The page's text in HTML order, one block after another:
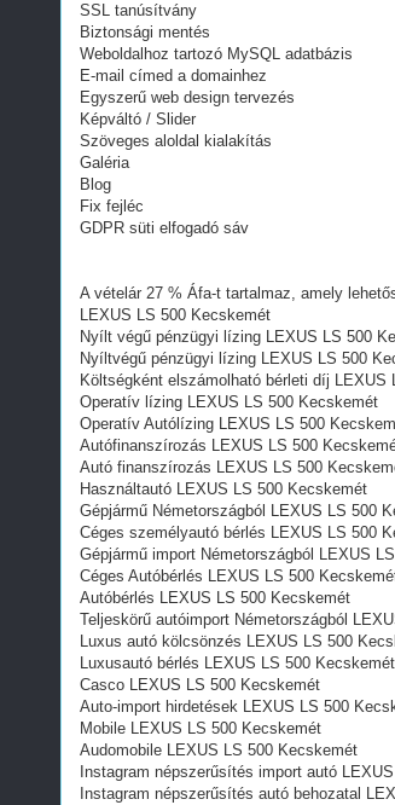
SSL tanúsítvány
Biztonsági mentés
Weboldalhoz tartozó MySQL adatbázis
E-mail címed a domainhez
Egyszerű web design tervezés
Képváltó / Slider
Szöveges aloldal kialakítás
Galéria
Blog
Fix fejléc
GDPR süti elfogadó sáv
A vételár 27 % Áfa-t tartalmaz, amely
LEXUS LS 500 Kecskemét
Nyílt végű pénzügyi lízing LEXUS LS 500
Nyíltvégű pénzügyi lízing LEXUS LS 500
Költségként elszámolható bérleti díj LEXUS
Operatív lízing LEXUS LS 500 Kecskemét
Operatív Autólízing LEXUS LS 500
Autófinanszírozás LEXUS LS 500
Autó finanszírozás LEXUS LS 500
Használtautó LEXUS LS 500 Kecskemét
Gépjármű Németországból LEXUS LS 500
Céges személyautó bérlés LEXUS LS 500
Gépjármű import Németországból LEXUS
Céges Autóbérlés LEXUS LS 500
Autóbérlés LEXUS LS 500 Kecskemét
Teljeskörű autóimport Németországból
Luxus autó kölcsönzés LEXUS LS 500
Luxusautó bérlés LEXUS LS 500 Kecskemét
Casco LEXUS LS 500 Kecskemét
Auto-import hirdetések LEXUS LS 500
Mobile LEXUS LS 500 Kecskemét
Audomobile LEXUS LS 500 Kecskemét
Instagram népszerűsítés import autó
Instagram népszerűsítés autó behozatal